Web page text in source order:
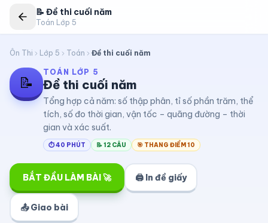
📝 Đề thi cuối năm
Toán Lớp 5
Ôn Thi Lớp 5 Toán Đề thi cuối năm
📝
TOÁN LỚP 5
Đề thi cuối năm
Tổng hợp cả năm: số thập phân, tỉ số phần trăm, thể
tích, số đo thời gian, vận tốc – quãng đường – thời
gian và xác suất.
⏱40 PHÚT 📝12 CÂU 🎯 THANG ĐIỂM 10
BẮT ĐẦU LÀM BÀI 🚀 🖨 In đề giấy
📤 Giao bài